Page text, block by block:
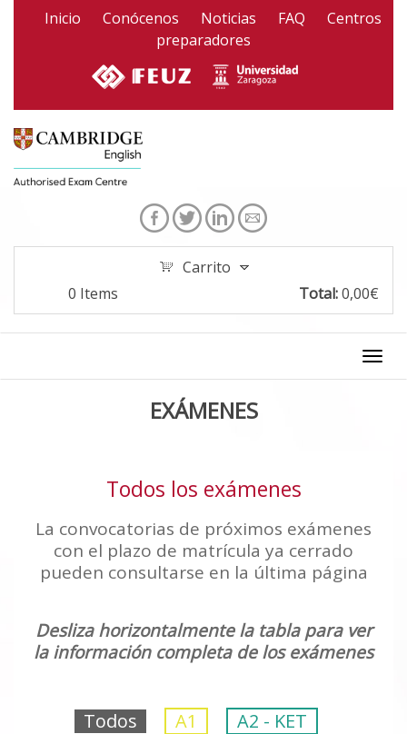
Pasar al contenido principal
Inicio Conócenos Noticias FAQ
Centros
preparadores
Carrito
0 Items Total:0,00€
EXÁMENES
Todos los exámenes
La convocatorias de próximos exámenes
con el plazo de matrícula ya cerrado
pueden consultarse en la última página
Desliza horizontalmente la tabla para ver
la información completa de los exámenes
Todos A1
A2 - KET